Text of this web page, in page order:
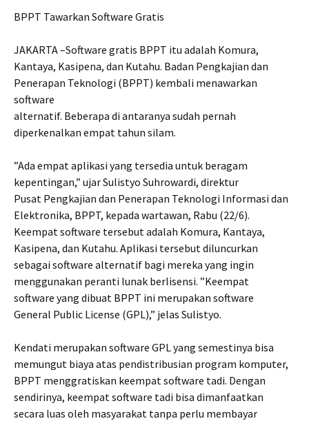
BPPT Tawarkan Software Gratis
JAKARTA –Software gratis BPPT itu adalah Komura,
Kantaya, Kasipena, dan Kutahu. Badan Pengkajian dan
Penerapan Teknologi (BPPT) kembali menawarkan
software
alternatif. Beberapa di antaranya sudah pernah
diperkenalkan empat tahun silam.
”Ada empat aplikasi yang tersedia untuk beragam
kepentingan,” ujar Sulistyo Suhrowardi, direktur
Pusat Pengkajian dan Penerapan Teknologi Informasi dan
Elektronika, BPPT, kepada wartawan, Rabu (22/6).
Keempat software tersebut adalah Komura, Kantaya,
Kasipena, dan Kutahu. Aplikasi tersebut diluncurkan
sebagai software alternatif bagi mereka yang ingin
menggunakan peranti lunak berlisensi. ”Keempat
software yang dibuat BPPT ini merupakan software
General Public License (GPL),” jelas Sulistyo.
Kendati merupakan software GPL yang semestinya bisa
memungut biaya atas pendistribusian program komputer,
BPPT menggratiskan keempat software tadi. Dengan
sendirinya, keempat software tadi bisa dimanfaatkan
secara luas oleh masyarakat tanpa perlu membayar